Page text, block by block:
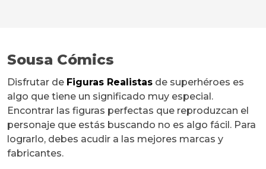
Sousa Cómics
Disfrutar de Figuras Realistas de superhéroes es
algo que tiene un significado muy especial.
Encontrar las figuras perfectas que reproduzcan el
personaje que estás buscando no es algo fácil. Para
lograrlo, debes acudir a las mejores marcas y
fabricantes.